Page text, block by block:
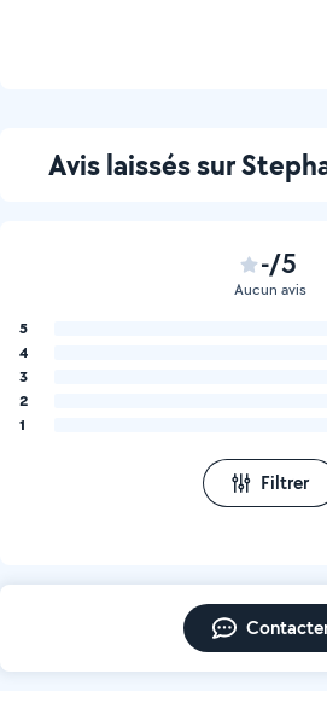
Avis laissés sur
-/5
Aucun avis
5
4
3
2
1
Filtrer